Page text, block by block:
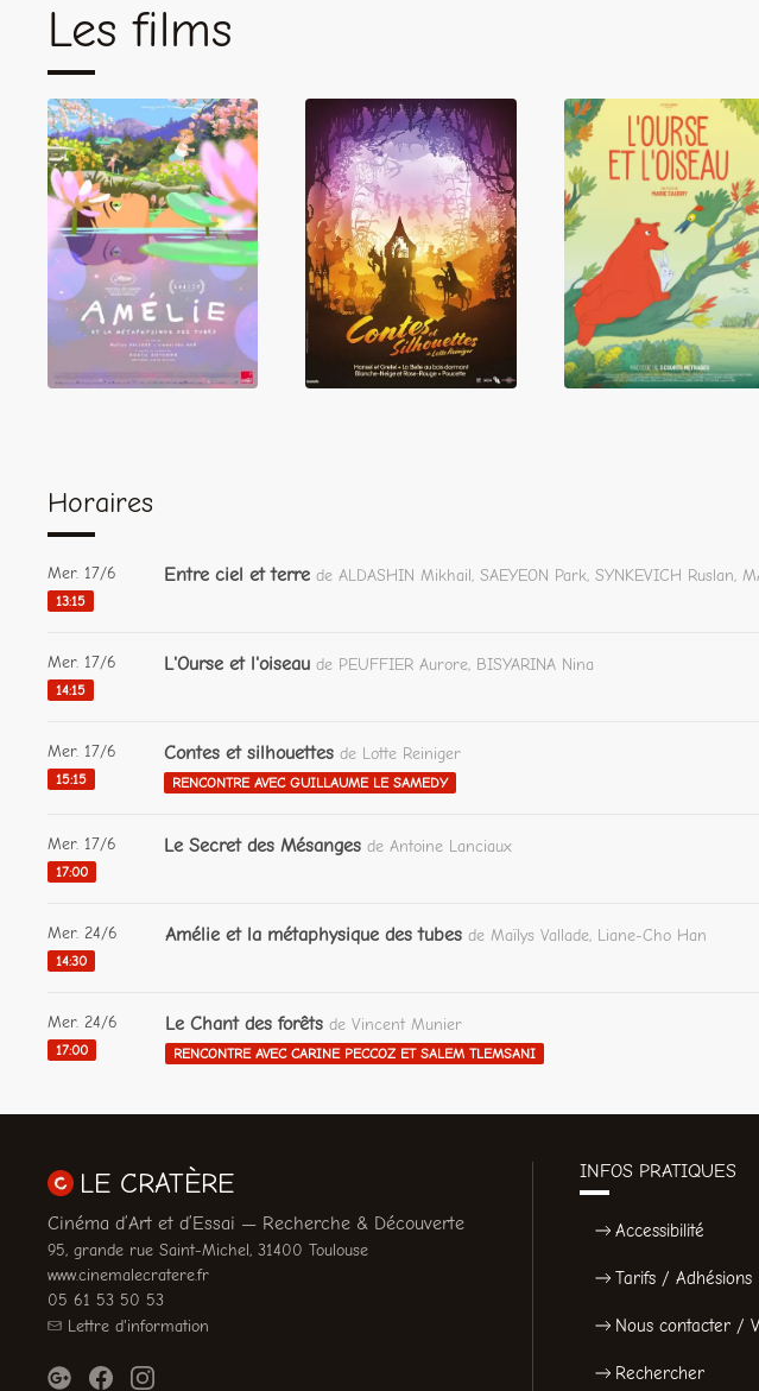
Les films
Amélie et la
métaphysique
des tubes
Contes et
silhouettes
L'Ourse et
l'oiseau
Horaires
Mer. 17/6
13:15
Entre ciel et terre de ALDASHIN Mikhail, SAEYEON Park, SYNKEVICH Ruslan,
Mer. 17/6
14:15
L'Ourse et l'oiseau de PEUFFIER Aurore, BISYARINA Nina
Mer. 17/6
15:15
Contes et silhouettes de Lotte Reiniger
RENCONTRE AVEC GUILLAUME LE SAMEDY
Mer. 17/6
17:00
Le Secret des Mésanges de Antoine Lanciaux
Mer. 24/6
14:30
Amélie et la métaphysique des tubes de Maïlys Vallade, Liane-Cho Han
Mer. 24/6
17:00
Le Chant des forêts de Vincent Munier
RENCONTRE AVEC CARINE PECCOZ ET SALEM TLEMSANI
LE CRATÈRE
Cinéma d’Art et d’Essai — Recherche & Découverte
95, grande rue Saint-Michel, 31400 Toulouse
www.cinemalecratere.fr
05 61 53 50 53
Lettre d'information
INFOS PRATIQUES
Accessibilité
Tarifs / Adhésions
Nous contacter /
Rechercher